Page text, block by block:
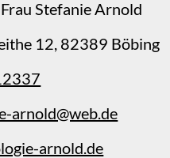
Frau Stefanie Arnold
12, 82389 Böbing
arnold@web.de
arnold.de